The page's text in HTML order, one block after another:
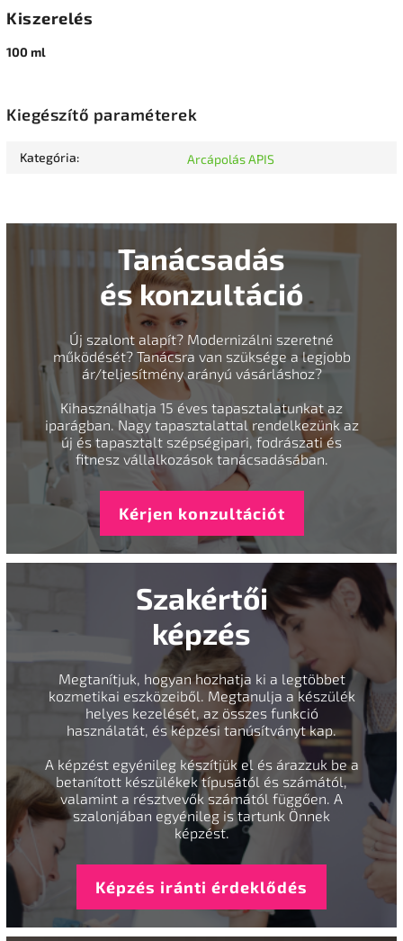
Kiszerelés
100 ml
Kiegészítő paraméterek
Kategória: Arcápolás APIS
Tanácsadás
és konzultáció
Új szalont alapít? Modernizálni szeretné
működését? Tanácsra van szüksége a legjobb
ár/teljesítmény arányú vásárláshoz?
Kihasználhatja 15 éves tapasztalatunkat az
iparágban. Nagy tapasztalattal rendelkezünk az
új és tapasztalt szépségipari, fodrászati és
fitnesz vállalkozások tanácsadásában.
Kérjen konzultációt
Szakértői
képzés
Megtanítjuk, hogyan hozhatja ki a legtöbbet
kozmetikai eszközeiből. Megtanulja a készülék
helyes kezelését, az összes funkció
használatát, és képzési tanúsítványt kap.
A képzést egyénileg készítjük el és árazzuk be a
betanított készülékek típusától és számától,
valamint a résztvevők számától függően. A
szalonjában egyénileg is tartunk Önnek
képzést.
Képzés iránti érdeklődés